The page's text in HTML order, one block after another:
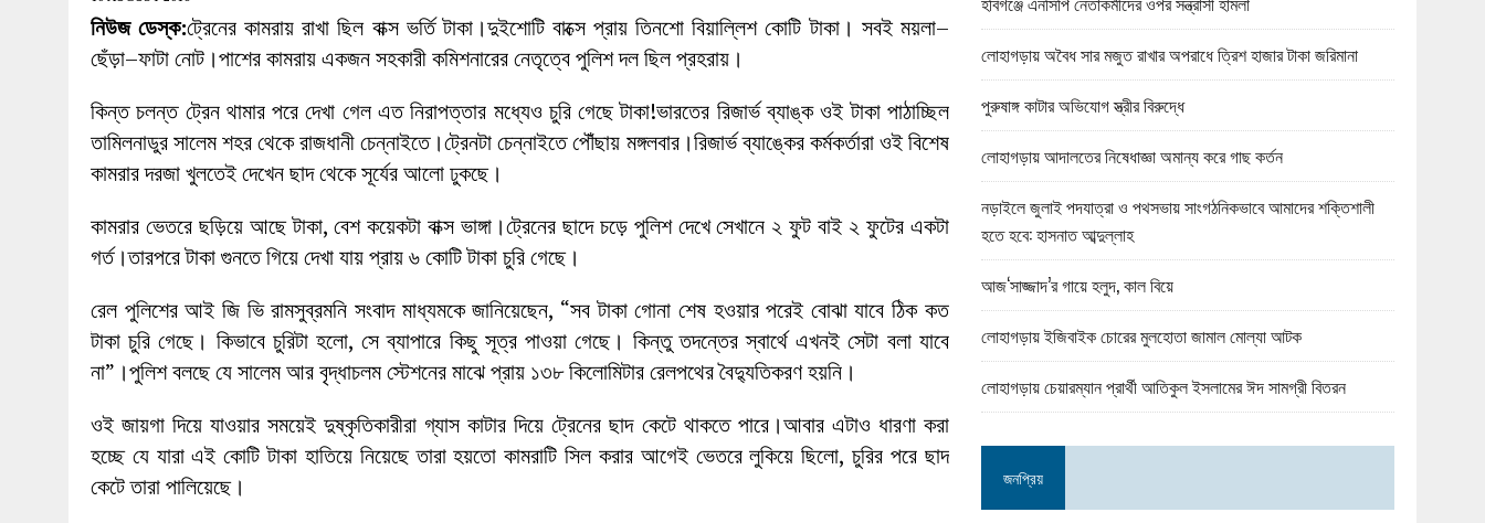
27 MAY 2026 | লোহাগড়ায় চেয়ারম্যান প্রার্থী আতিকুল ইসলামের ঈদ সামগ্রী বিতরন
1 AUGUST 2026 | লোহাগড়ায় জাল দলিলে নামজারি ॥ এসিল্যান্ড অফিসে ভয়াবহ দুর্নীতি
নিউজ ডেস্ক:ট্রেনের কামরায় রাখা ছিল বাক্স ভর্তি টাকা।দুইশোটি বাক্সে প্রায় তিনশো বিয়াল্লিশ কোটি টাকা। সবই ময়লা–
ছেঁড়া–ফাটা নোট।পাশের কামরায় একজন সহকারী কমিশনারের নেতৃত্বে পুলিশ দল ছিল প্রহরায়।
কিন্ত চলন্ত ট্রেন থামার পরে দেখা গেল এত নিরাপত্তার মধ্যেও চুরি গেছে টাকা!ভারতের রিজার্ভ ব্যাঙ্ক ওই টাকা পাঠাচ্ছিল
তামিলনাডুর সালেম শহর থেকে রাজধানী চেন্নাইতে।ট্রেনটা চেন্নাইতে পৌঁছায় মঙ্গলবার।রিজার্ভ ব্যাঙ্কের কর্মকর্তারা ওই বিশেষ
কামরার দরজা খুলতেই দেখেন ছাদ থেকে সূর্যের আলো ঢুকছে।
কামরার ভেতরে ছড়িয়ে আছে টাকা, বেশ কয়েকটা বাক্স ভাঙ্গা।ট্রেনের ছাদে চড়ে পুলিশ দেখে সেখানে ২ ফুট বাই ২ ফুটের একটা
গর্ত।তারপরে টাকা গুনতে গিয়ে দেখা যায় প্রায় ৬ কোটি টাকা চুরি গেছে।
রেল পুলিশের আই জি ভি রামসুব্রমনি সংবাদ মাধ্যমকে জানিয়েছেন, “সব টাকা গোনা শেষ হওয়ার পরেই বোঝা যাবে ঠিক কত
টাকা চুরি গেছে। কিভাবে চুরিটা হলো, সে ব্যাপারে কিছু সূত্র পাওয়া গেছে। কিন্তু তদন্তের স্বার্থে এখনই সেটা বলা যাবে
না”।পুলিশ বলছে যে সালেম আর বৃদ্ধাচলম স্টেশনের মাঝে প্রায় ১৩৮ কিলোমিটার রেলপথের বৈদ্যুতিকরণ হয়নি।
ওই জায়গা দিয়ে যাওয়ার সময়েই দুষ্কৃতিকারীরা গ্যাস কাটার দিয়ে ট্রেনের ছাদ কেটে থাকতে পারে।আবার এটাও ধারণা করা
হচ্ছে যে যারা এই কোটি টাকা হাতিয়ে নিয়েছে তারা হয়তো কামরাটি সিল করার আগেই ভেতরে লুকিয়ে ছিলো, চুরির পরে ছাদ
কেটে তারা পালিয়েছে।
লোহাগড়ায় অবৈধ সার মজুত রাখার অপরাধে ত্রিশ হাজার টাকা জরিমানা
পুরুষাঙ্গ কাটার অভিযোগ স্ত্রীর বিরুদ্ধে
লোহাগড়ায় আদালতের নিষেধাজ্ঞা অমান্য করে গাছ কর্তন
নড়াইলে জুলাই পদযাত্রা ও পথসভায় সাংগঠনিকভাবে আমাদের শক্তিশালী
হতে হবে: হাসনাত আব্দুল্লাহ
আজ‘সাজ্জাদ’র গায়ে হলুদ, কাল বিয়ে
লোহাগড়ায় ইজিবাইক চোরের মুলহোতা জামাল মোল্যা আটক
লোহাগড়ায় চেয়ারম্যান প্রার্থী আতিকুল ইসলামের ঈদ সামগ্রী বিতরন
জনপ্রিয়